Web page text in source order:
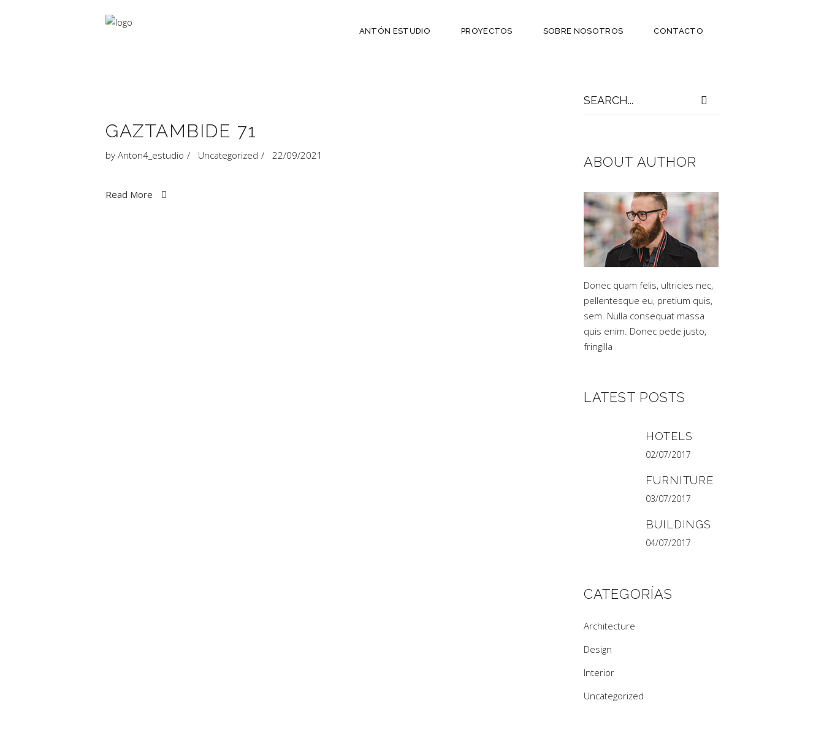
ANTÓN ESTUDIO PROYECTOS SOBRE NOSOTROS CONTACTO
GAZTAMBIDE 71
by Anton4_estudio Uncategorized 22/09/2021
Read More
for:
ABOUT AUTHOR
Donec quam felis, ultricies nec,
pellentesque eu, pretium quis,
sem. Nulla consequat massa
quis enim. Donec pede justo,
fringilla
LATEST POSTS
HOTELS
02/07/2017
FURNITURE
03/07/2017
BUILDINGS
04/07/2017
CATEGORÍAS
Architecture
Design
Interior
Uncategorized